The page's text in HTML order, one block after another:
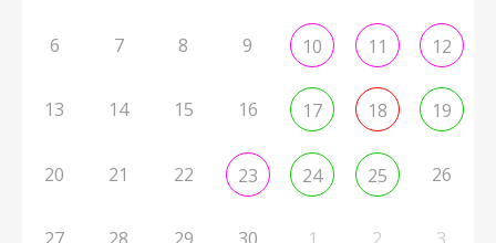
6 7 8 9 10 11 12
13 14 15 16 17 18 19
20 21 22 23 24 25 26